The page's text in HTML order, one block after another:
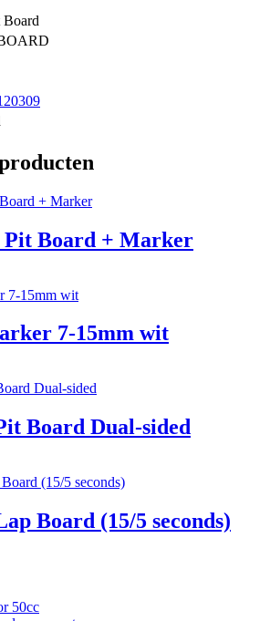
Board + Marker
7-15mm wit
Board Dual-sided
Board (15/5 seconds)
50cc